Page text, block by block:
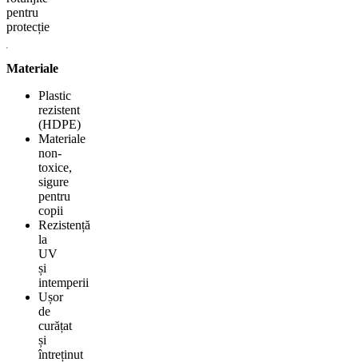
pentru
protecție
Materiale
Plastic
rezistent
(HDPE)
Materiale
non-
toxice,
sigure
pentru
copii
Rezistență
la
UV
și
intemperii
Ușor
de
curățat
și
întreținut